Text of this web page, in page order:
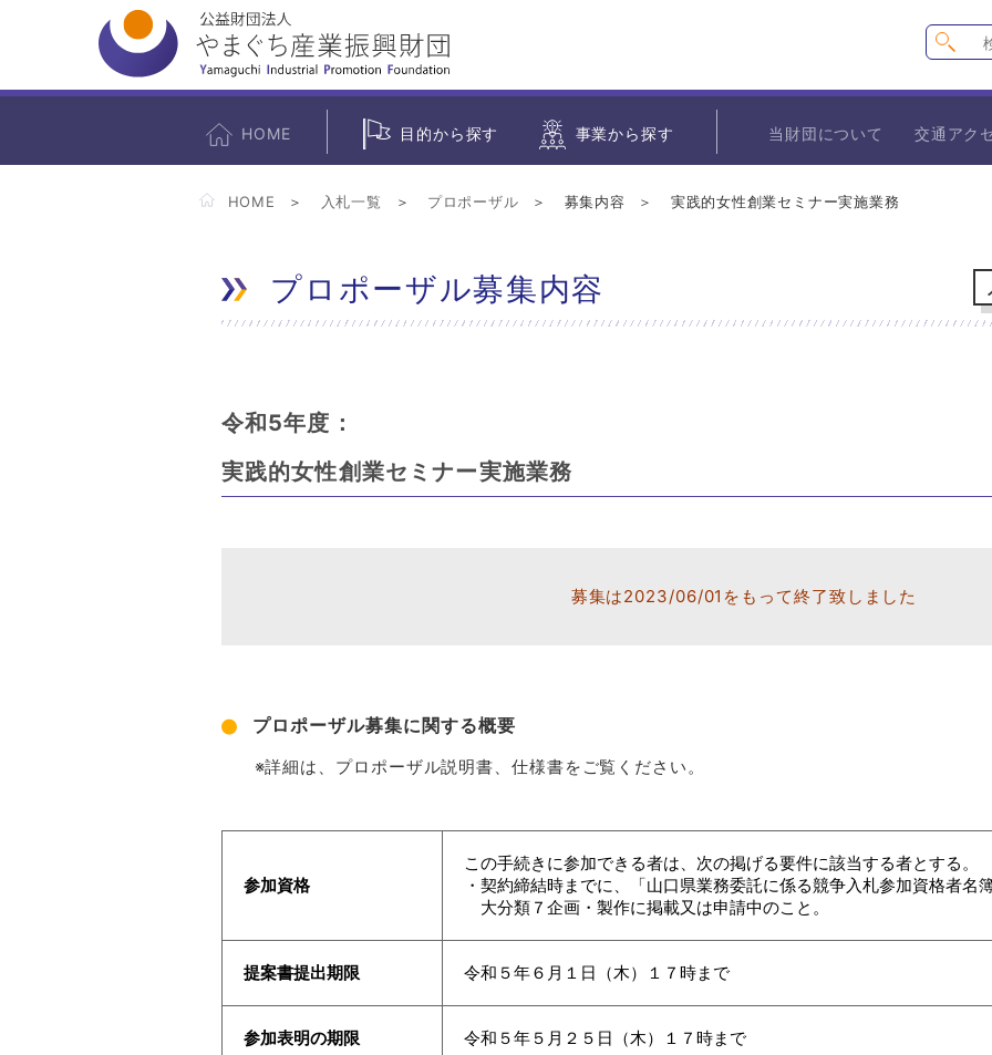
HOME 目的から探す 事業から探す 当財団について 交通アク
HOME 入札一覧 プロポーザル 募集内容 実践的女性創業セミナー実施業務
プロポーザル募集内容
令和5年度：
実践的女性創業セミナー実施業務
募集は2023/06/01をもって終了致しました
プロポーザル募集に関する概要
※詳細は、プロポーザル説明書、仕様書をご覧ください。
参加資格
この手続きに参加できる者は、次の掲げる要件に該当する者とする。
・契約締結時までに、「山口県業務委託に係る競争入札参加資格者名
大分類７企画・製作に掲載又は申請中のこと。
提案書提出期限 令和５年６月１日（木）１７時まで
参加表明の期限 令和５年５月２５日（木）１７時まで